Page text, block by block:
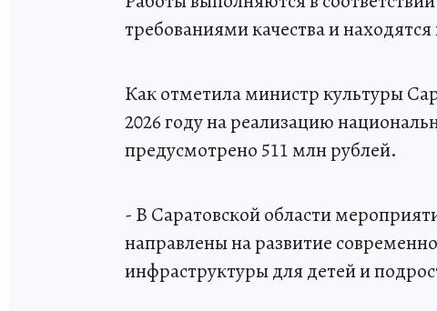
требованиями качества и
Как отметила министр культуры
2026 году на реализацию
предусмотрено 511 млн рублей.
- В Саратовской области
направлены на развитие
инфраструктуры для детей и